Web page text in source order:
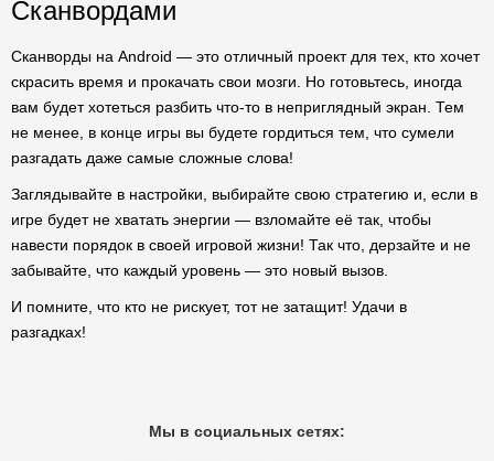
Сканвордами
Сканворды на Android — это отличный проект для тех, кто хочет
скрасить время и прокачать свои мозги. Но готовьтесь, иногда
вам будет хотеться разбить что-то в неприглядный экран. Тем
не менее, в конце игры вы будете гордиться тем, что сумели
разгадать даже самые сложные слова!
Заглядывайте в настройки, выбирайте свою стратегию и, если в
игре будет не хватать энергии — взломайте её так, чтобы
навести порядок в своей игровой жизни! Так что, дерзайте и не
забывайте, что каждый уровень — это новый вызов.
И помните, что кто не рискует, тот не затащит! Удачи в
разгадках!
Мы в социальных сетях: